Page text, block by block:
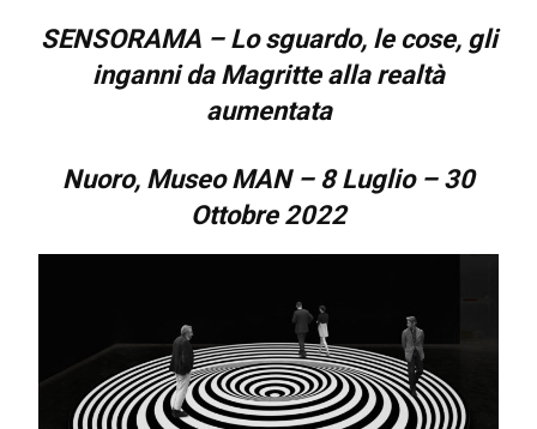
SENSORAMA – Lo sguardo, le cose, gli
ingannida Magritte alla realtà
aumentata
Nuoro, Museo MAN – 8 Luglio – 30
Ottobre 2022